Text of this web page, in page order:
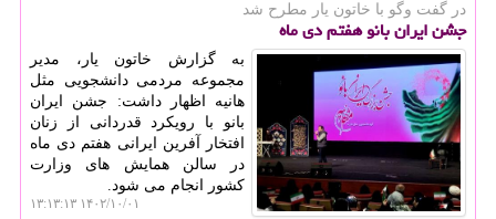
در گفت وگو با خاتون یار مطرح شد
جشن ایران بانو هفتم دی ماه
به گزارش خاتون یار، مدیر
مجموعه مردمی دانشجویی مثل
هانیه اظهار داشت: جشن ایران
بانو با رویکرد قدردانی از زنان
افتخار آفرین ایرانی هفتم دی ماه
در سالن همایش های وزارت
کشور انجام می شود.
۱۴۰۲/۱۰/۰۱ ۱۳:۱۳:۱۳